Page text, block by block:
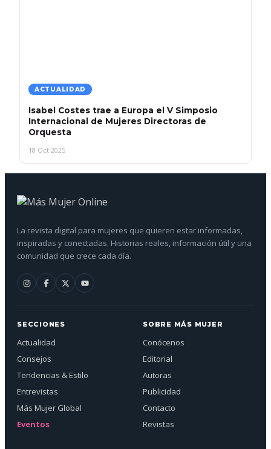
ACTUALIDAD
Isabel Costes trae a Europa el V Simposio
Internacional de Mujeres Directoras de
Orquesta
18 Oct 2025
La revista digital para mujeres que quieren estar informadas,
inspiradas y conectadas. Historias reales, información útil y una
comunidad que crece cada día.
SECCIONES
Actualidad
Consejos
Tendencias & Estilo
Entrevistas
Más Mujer Global
Eventos
SOBRE MÁS MUJER
Conócenos
Editorial
Autoras
Publicidad
Contacto
Revistas